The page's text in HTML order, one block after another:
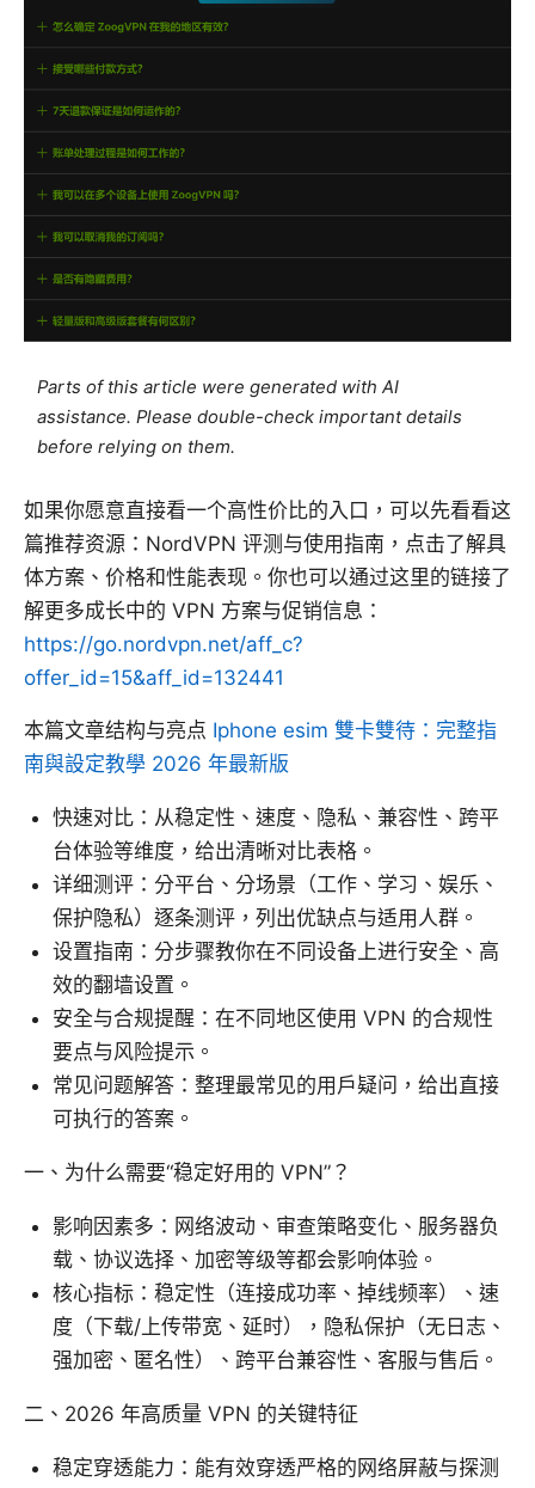
Parts of this article were generated with AI
assistance. Please double-check important details
before relying on them.
如果你愿意直接看一个高性价比的入口，可以先看看这
篇推荐资源：NordVPN 评测与使用指南，点击了解具
体方案、价格和性能表现。你也可以通过这里的链接了
解更多成长中的 VPN 方案与促销信息：
https://go.nordvpn.net/aff_c?
offer_id=15&aff_id=132441
本篇文章结构与亮点 Iphone esim 雙卡雙待：完整指
南與設定教學 2026 年最新版
快速对比：从稳定性、速度、隐私、兼容性、跨平
台体验等维度，给出清晰对比表格。
详细测评：分平台、分场景（工作、学习、娱乐、
保护隐私）逐条测评，列出优缺点与适用人群。
设置指南：分步骤教你在不同设备上进行安全、高
效的翻墙设置。
安全与合规提醒：在不同地区使用 VPN 的合规性
要点与风险提示。
常见问题解答：整理最常见的用户疑问，给出直接
可执行的答案。
一、为什么需要“稳定好用的 VPN”？
影响因素多：网络波动、审查策略变化、服务器负
载、协议选择、加密等级等都会影响体验。
核心指标：稳定性（连接成功率、掉线频率）、速
度（下载/上传带宽、延时），隐私保护（无日志、
强加密、匿名性）、跨平台兼容性、客服与售后。
二、2026 年高质量 VPN 的关键特征
稳定穿透能力：能有效穿透严格的网络屏蔽与探测